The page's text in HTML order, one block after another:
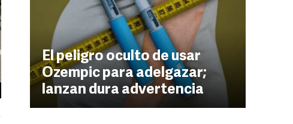
El peligro oculto de usar
Ozempic para adelgazar;
lanzan dura advertencia